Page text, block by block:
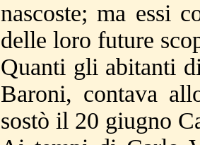
nascoste; ma essi
delle loro future
Quanti gli abitanti
Baroni, contava
sostò il 20 giugno